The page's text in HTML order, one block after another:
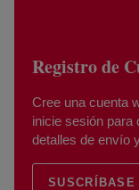
Registro de
Cree una cuenta
inicie sesión para
detalles de envío
SUSCRÍBASE